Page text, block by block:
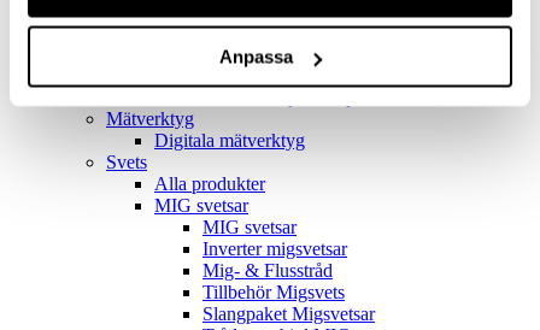
Anpassa
Alla produkter
Mätverktyg
Digitala mätverktyg
Svets
Alla produkter
MIG svetsar
MIG svetsar
Inverter migsvetsar
Mig- & Flusstråd
Tillbehör Migsvets
Slangpaket Migsvetsar